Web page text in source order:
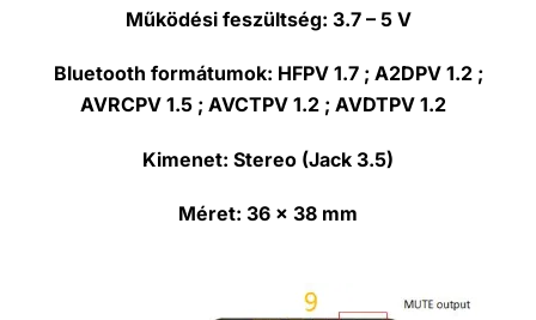
Működési feszültség: 3.7 – 5 V
Bluetooth formátumok: HFPV 1.7 ; A2DPV 1.2 ;
AVRCPV 1.5 ; AVCTPV 1.2 ; AVDTPV 1.2
Kimenet: Stereo (Jack 3.5)
Méret: 36 x 38 mm